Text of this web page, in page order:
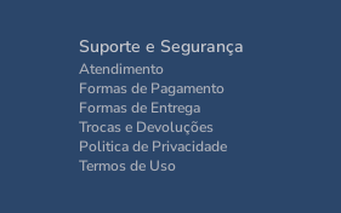
Suporte e Segurança
Atendimento
Formas de Pagamento
Formas de Entrega
Trocas e Devoluções
Politica de Privacidade
Termos de Uso